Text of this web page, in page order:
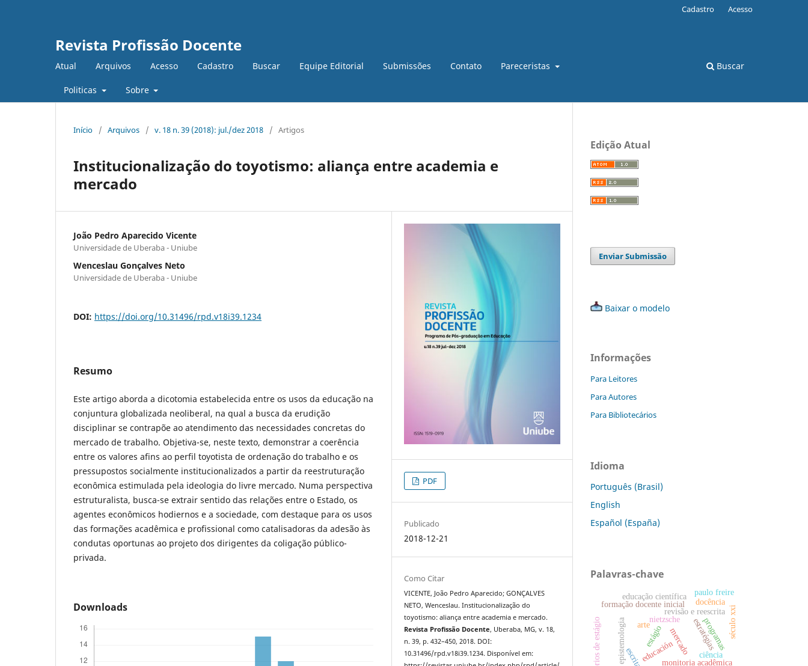
Revista Profissão Docente
Atual Arquivos Acesso Cadastro Buscar Equipe Editorial Submissões Contato Pareceristas
Politicas Sobre
Buscar
Cadastro Acesso
Início / Arquivos / v. 18 n. 39 (2018): jul./dez 2018 / Artigos
Institucionalização do toyotismo: aliança entre academia e
mercado
João Pedro Aparecido Vicente
Universidade de Uberaba - Uniube
Wenceslau Gonçalves Neto
Universidade de Uberaba - Uniube
DOI: https://doi.org/10.31496/rpd.v18i39.1234
Resumo
Este artigo aborda a dicotomia estabelecida entre os usos da educação na
conjuntura globalizada neoliberal, na qual a busca da erudição
disciplinar se contrapõe ao atendimento das necessidades concretas do
mercado de trabalho. Objetiva-se, neste texto, demonstrar a coerência
entre os valores afins ao perfil toyotista de ordenação do trabalho e os
pressupostos socialmente institucionalizados a partir da reestruturação
econômica estimulada pela ideologia do livre mercado. Numa perspectiva
estruturalista, busca-se extrair sentido das relações entre o Estado, os
agentes econômicos hodiernos e a sociedade, com destaque para os usos
das formações acadêmica e profissional como catalisadoras da adesão às
condutas oportunas ao projeto dos dirigentes da coligação público-
privada.
Downloads
PDF
Publicado
2018-12-21
Como Citar
VICENTE, João Pedro Aparecido; GONÇALVES
NETO, Wenceslau. Institucionalização do
toyotismo: aliança entre academia e mercado.
Revista Profissão Docente, Uberaba, MG, v. 18,
n. 39, p. 432–450, 2018. DOI:
10.31496/rpd.v18i39.1234. Disponível em:
Edição Atual
Enviar Submissão
Baixar o modelo
Informações
Para Leitores
Para Autores
Para Bibliotecários
Idioma
Português (Brasil)
English
Español (España)
Palavras-chave
arte
mercado
educación
nietzsche
monitoria acadêmica
escrita
revisão e reescrita
formação docente inicial
ciência
epistemologia
educação científica
estratégias século xxi
estágio
docência
relatórios de estágio
paulo freire
programas